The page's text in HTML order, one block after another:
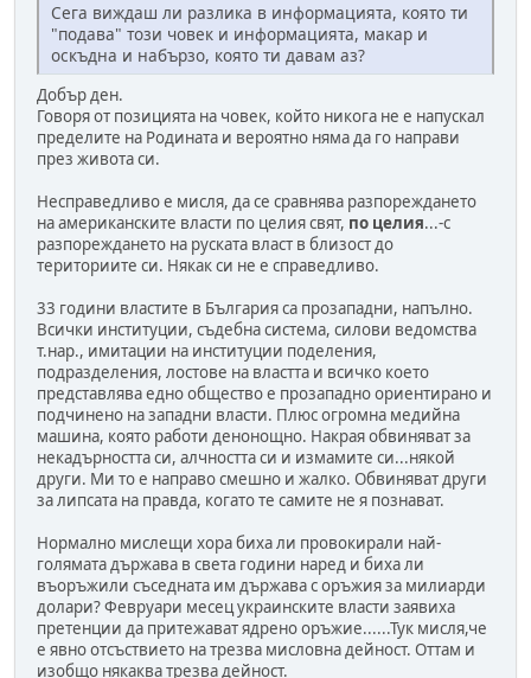
Сега виждаш ли разлика в информацията, която ти
"подава" този човек и информацията, макар и
оскъдна и набързо, която ти давам аз?
Добър ден.
Говоря от позицията на човек, който никога не е напускал
пределите на Родината и вероятно няма да го направи
през живота си.
Несправедливо е мисля, да се сравнява разпореждането
на американските власти по целия свят, по целия...-с
разпореждането на руската власт в близост до
териториите си. Някак си не е справедливо.
33 години властите в България са прозападни, напълно.
Всички институции, съдебна система, силови ведомства
т.нар., имитации на институции поделения,
подразделения, лостове на властта и всичко което
представлява едно общество е прозападно ориентирано и
подчинено на западни власти. Плюс огромна медийна
машина, която работи денонощно. Накрая обвиняват за
некадърността си, алчността си и измамите си...някой
други. Ми то е направо смешно и жалко. Обвиняват други
за липсата на правда, когато те самите не я познават.
Нормално мислещи хора биха ли провокирали най-
голямата държава в света години наред и биха ли
въоръжили съседната им държава с оръжия за милиарди
долари? Февруари месец украинските власти заявиха
претенции да притежават ядрено оръжие......Тук мисля,че
е явно отсъствието на трезва мисловна дейност. Оттам и
изобщо някаква трезва дейност.